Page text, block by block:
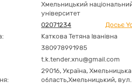
Хмельницький
університет
02071234
Досьє
Каткова Тетяна Іванівна
380978991985
t.k.tender.xnu@gmail.com
29016, Україна, Хмельницька
область,Хмельницький, вул.